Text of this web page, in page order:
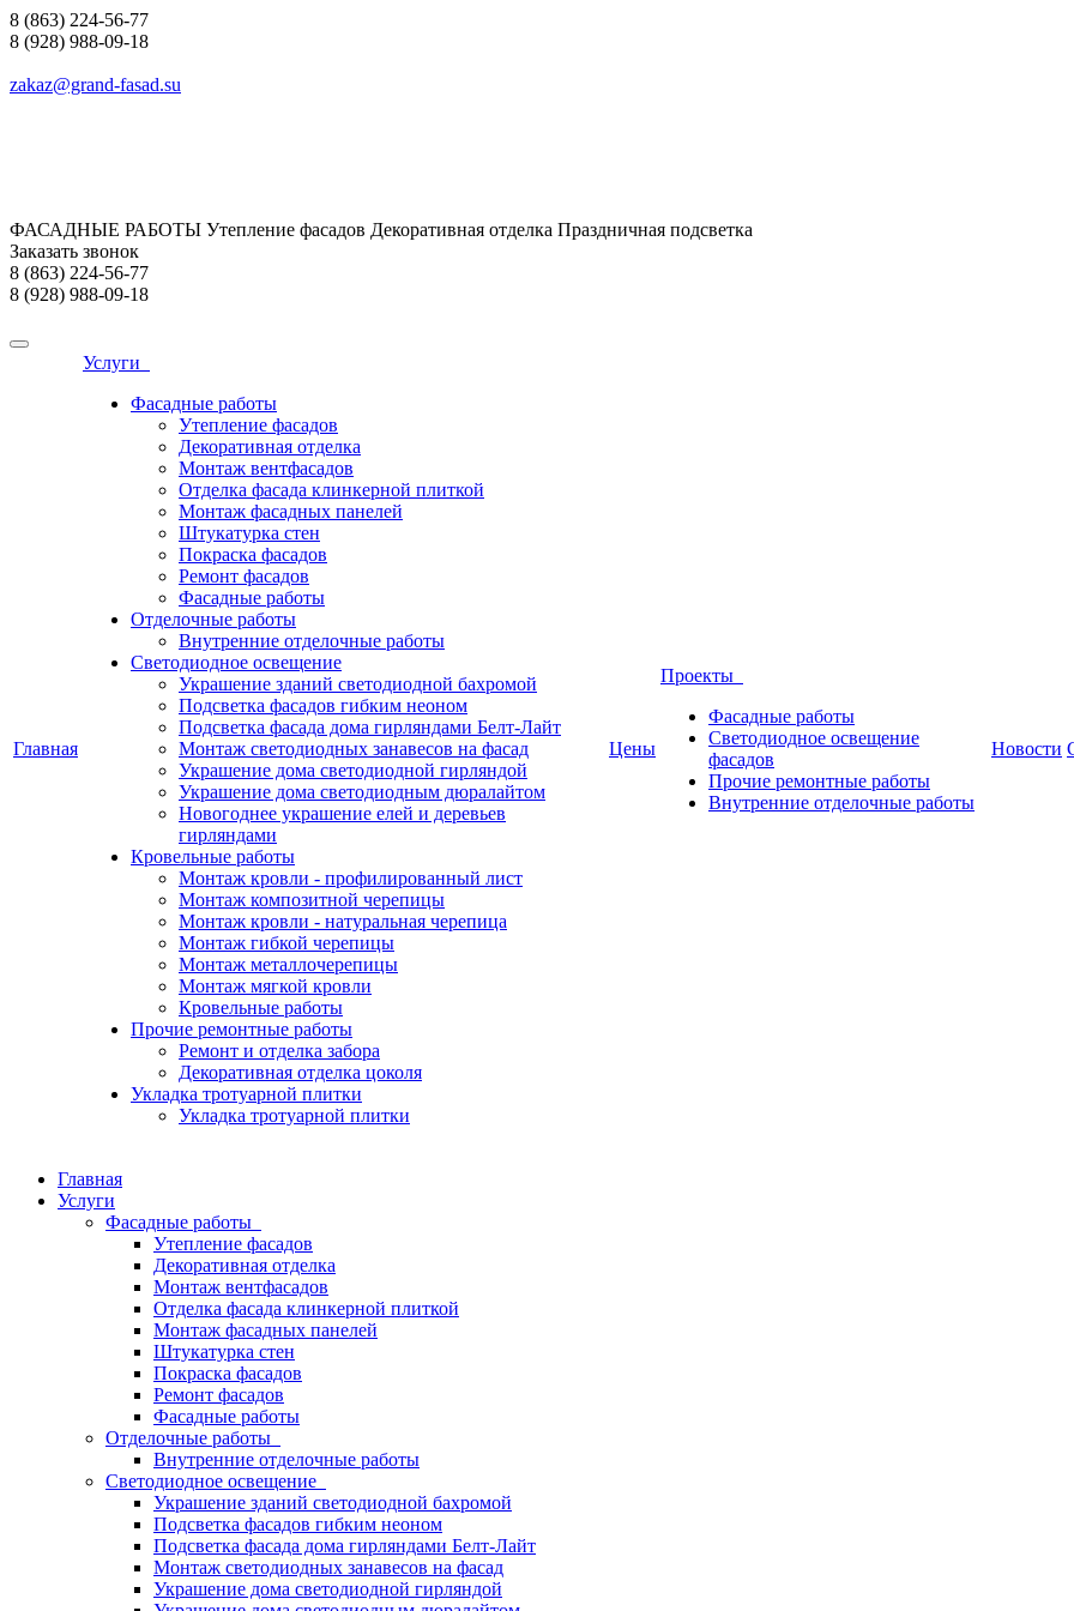
8 (863) 224-56-77
8 (928) 988-09-18
zakaz@grand-fasad.su
ФАСАДНЫЕ РАБОТЫ Утепление фасадов Декоративная отделка Праздничная подсветка
Заказать звонок
8 (863) 224-56-77
8 (928) 988-09-18
Главная
Услуги
Фасадные работы
Утепление фасадов
Декоративная отделка
Монтаж вентфасадов
Отделка фасада клинкерной плиткой
Монтаж фасадных панелей
Штукатурка стен
Покраска фасадов
Ремонт фасадов
Фасадные работы
Отделочные работы
Внутренние отделочные работы
Светодиодное освещение
Украшение зданий светодиодной бахромой
Подсветка фасадов гибким неоном
Подсветка фасада дома гирляндами Белт-Лайт
Монтаж светодиодных занавесов на фасад
Украшение дома светодиодной гирляндой
Украшение дома светодиодным дюралайтом
Новогоднее украшение елей и деревьев
гирляндами
Кровельные работы
Монтаж кровли - профилированный лист
Монтаж композитной черепицы
Монтаж кровли - натуральная черепица
Монтаж гибкой черепицы
Монтаж металлочерепицы
Монтаж мягкой кровли
Кровельные работы
Прочие ремонтные работы
Ремонт и отделка забора
Декоративная отделка цоколя
Укладка тротуарной плитки
Укладка тротуарной плитки
Цены
Проекты
Фасадные работы
Светодиодное освещение
фасадов
Прочие ремонтные работы
Внутренние отделочные работы
Новости
Главная
Услуги
Фасадные работы
Утепление фасадов
Декоративная отделка
Монтаж вентфасадов
Отделка фасада клинкерной плиткой
Монтаж фасадных панелей
Штукатурка стен
Покраска фасадов
Ремонт фасадов
Фасадные работы
Отделочные работы
Внутренние отделочные работы
Светодиодное освещение
Украшение зданий светодиодной бахромой
Подсветка фасадов гибким неоном
Подсветка фасада дома гирляндами Белт-Лайт
Монтаж светодиодных занавесов на фасад
Украшение дома светодиодной гирляндой